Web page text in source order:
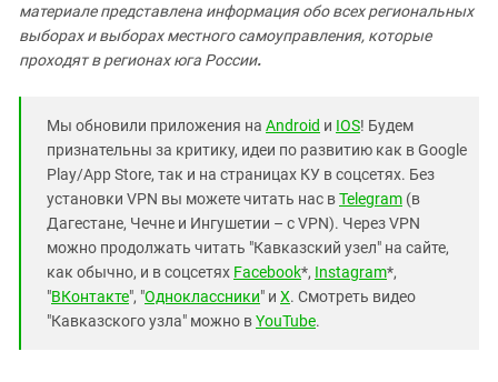
материале представлена информация обо всех региональных
выборах и выборах местного самоуправления, которые
проходят в регионах юга России.
Мы обновили приложения на Android и IOS! Будем
признательны за критику, идеи по развитию как в Google
Play/App Store, так и на страницах КУ в соцсетях. Без
установки VPN вы можете читать нас вTelegram (в
Дагестане, Чечне и Ингушетии – с VPN). Через VPN
можно продолжать читать "Кавказский узел" на сайте,
как обычно, и в соцсетях Facebook*, Instagram*,
"ВКонтакте", "Одноклассники" и X. Смотреть видео
"Кавказского узла" можно вYouTube.